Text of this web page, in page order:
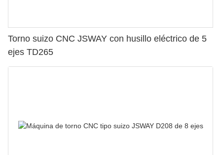
Torno suizo CNC JSWAY con husillo eléctrico de 5
ejes TD265